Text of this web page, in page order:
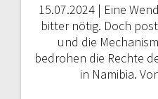
15.07.2024 | Eine
bitter nötig. Doch
und die
bedrohen die Rechte
in Namibia.